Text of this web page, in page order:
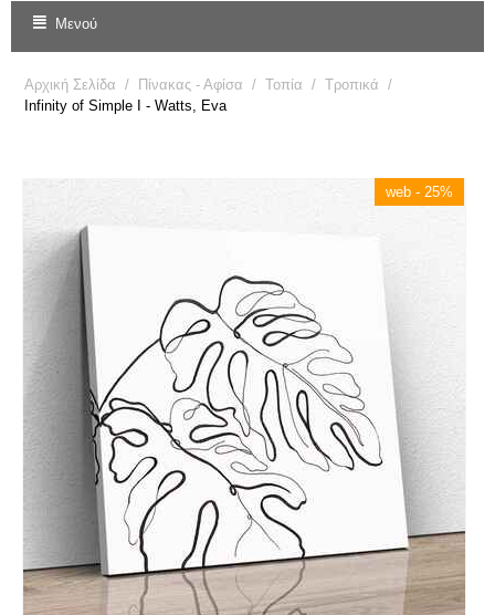
Μενού
Αρχική Σελίδα / Πίνακας - Αφίσα / Τοπία / Τροπικά /
Infinity of Simple I - Watts, Eva
web - 25%